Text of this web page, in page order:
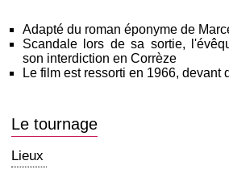
Adapté du roman éponyme de
Scandale lors de sa sortie,
son interdiction en Corrèze
Le film est ressorti en 1966, devant
Le tournage
Lieux